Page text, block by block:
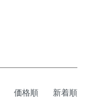
価格順 新着順